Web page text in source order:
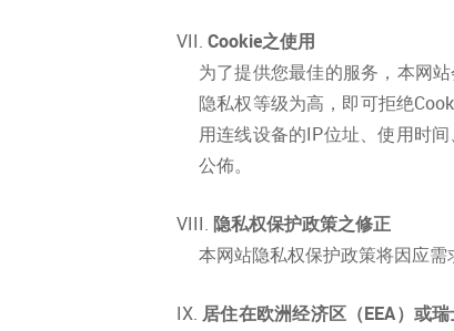
Cookie之使用
为了提供您最佳的服务，本网
隐私权等级为高，即可拒绝
用连线设备的IP位址、使用时
公佈。
隐私权保护政策之修正
本网站隐私权保护政策将因应需
居住在欧洲经济区（EEA）或